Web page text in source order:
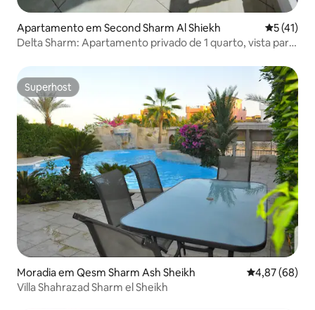
Apartamento em Second Sharm Al Shiekh
5 (41)
Delta Sharm: Apartamento privado de 1 quarto, vista para
Superhost
Superhost
Moradia em Qesm Sharm Ash Sheikh Classificação
4,87 (68)
Villa Shahrazad Sharm el Sheikh